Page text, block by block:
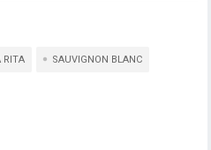
RITA SAUVIGNON BLANC